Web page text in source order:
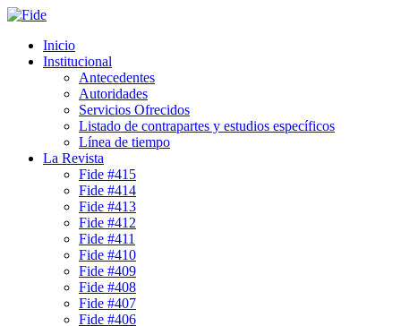
Inicio
Institucional
Antecedentes
Autoridades
Servicios Ofrecidos
Listado de contrapartes y estudios específicos
Línea de tiempo
La Revista
Fide #415
Fide #414
Fide #413
Fide #412
Fide #411
Fide #410
Fide #409
Fide #408
Fide #407
Fide #406